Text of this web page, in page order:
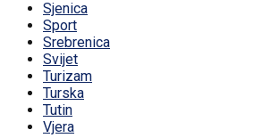
Sjenica
Sport
Srebrenica
Svijet
Turizam
Turska
Tutin
Vjera